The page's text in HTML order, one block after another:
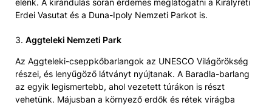
elénk. A kirándulás során érdemes meglátogatni a Királyréti
Erdei Vasutat és a Duna-Ipoly Nemzeti Parkot is.
3. Aggteleki Nemzeti Park
Az Aggteleki-cseppkőbarlangok az UNESCO Világörökség
részei, és lenyűgöző látványt nyújtanak. A Baradla-barlang
az egyik legismertebb, ahol vezetett túrákon is részt
vehetünk. Májusban a környező erdők és rétek virágba